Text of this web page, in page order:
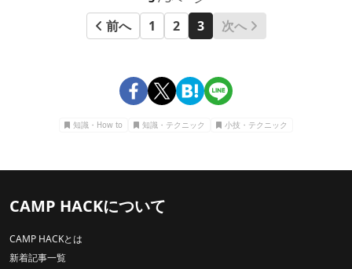
前へ 1 2 3 次へ
知識・How to 知識・テクニック 小技・テクニック
CAMP HACKについて
CAMP HACKとは
新着記事一覧